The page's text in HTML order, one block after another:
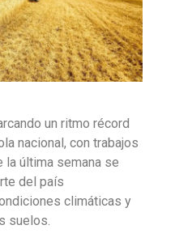
un ritmo récord
nacional, con trabajos
la última semana se
del país
climáticas y
suelos.